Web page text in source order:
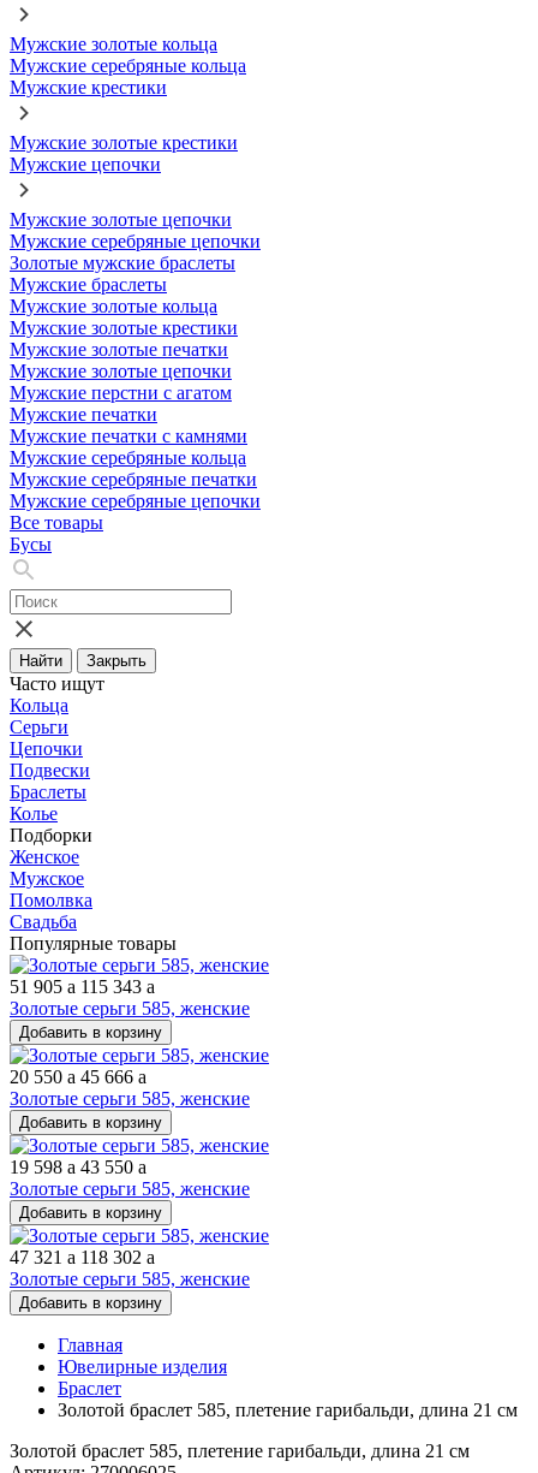
Мужские золотые кольца
Мужские серебряные кольца
Мужские крестики
Мужские золотые крестики
Мужские цепочки
Мужские золотые цепочки
Мужские серебряные цепочки
Золотые мужские браслеты
Мужские браслеты
Мужские золотые кольца
Мужские золотые крестики
Мужские золотые печатки
Мужские золотые цепочки
Мужские перстни с агатом
Мужские печатки
Мужские печатки с камнями
Мужские серебряные кольца
Мужские серебряные печатки
Мужские серебряные цепочки
Все товары
Бусы
Найти Закрыть
Часто ищут
Кольца
Серьги
Цепочки
Подвески
Браслеты
Колье
Подборки
Женское
Мужское
Помолвка
Свадьба
Популярные товары
51 905 a 115 343 a
Золотые серьги 585, женские
Добавить в корзину
20 550 a 45 666 a
Золотые серьги 585, женские
Добавить в корзину
19 598 a 43 550 a
Золотые серьги 585, женские
Добавить в корзину
47 321 a 118 302 a
Золотые серьги 585, женские
Добавить в корзину
Главная
Ювелирные изделия
Браслет
Золотой браслет 585, плетение гарибальди, длина 21 см
Золотой браслет 585, плетение гарибальди, длина 21 см